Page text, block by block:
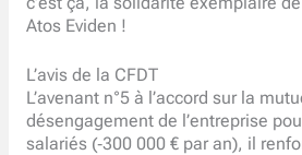
Atos Eviden !
L’avis de la CFDT
L’avenant n°5 à l’accord sur la
désengagement de l’entreprise
salariés (‑300 000 € par an), il